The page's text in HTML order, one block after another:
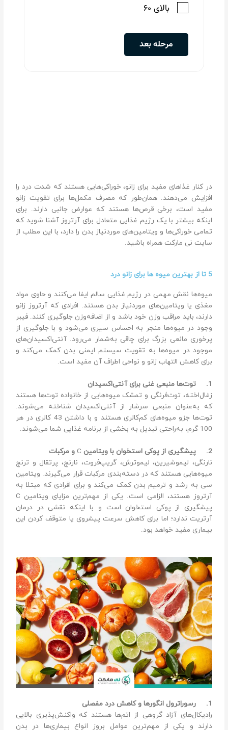
در کنار غذاهای مفید برای زانو، خوراکی‌هایی هستند که شدت درد را
افزایش می‌دهند. همان‌طور که مصرف مکمل‌ها برای تقویت زانو
مفید است، برخی قرص‌ها هستند که عوارض جانبی دارند. برای
اینکه بیشتر با یک رژیم غذایی متعادل برای آرتروز آشنا شوید که
تمامی خوراکی‌ها و ویتامین‌های موردنیاز بدن را دارد، با این مطلب از
سایت نی مارکت همراه باشید.
میوه‌ها نقش مهمی در رژیم غذایی سالم ایفا می‌کنند و حاوی مواد
مغذی یا ویتامین‌های موردنیاز بدن هستند. افرادی که آرتروز زانو
دارند، باید مراقب وزن خود باشد و از اضافه‌وزن جلوگیری کنند. فیبر
وجود در میوه‌ها منجر به احساس سیری می‌شود و با جلوگیری از
پرخوری مانعی بزرگ برای چاقی به‌شمار می‌رود. آنتی‌اکسیدان‌های
موجود در میوه‌ها به تقویت سیستم ایمنی بدن کمک می‌کند و
برای کاهش التهاب زانو و نواحی اطراف آن مفید است.
توت‌ها منبعی غنی برای آنتی‌اکسیدان
زغال‌اخته، توت‌فرنگی و تمشک میوه‌هایی از خانواده توت‌ها هستند
که به‌عنوان منبعی سرشار از آنتی‌اکسیدان شناخته می‌شوند.
توت‌ها جزو میوه‌های کم‌کالری هستند و با داشتن 43 کالری در هر
پیشگیری از پوکی استخوان با ویتامینCو مرکبات
نارنگی، لیموشیرین، لیموترش، گریپ‌فروت، نارنج، پرتقال و ترنج
میوه‌هایی هستند که در دسته‌بندی مرکبات قرار می‌گیرند. ویتامین
سی به رشد و ترمیم بدن کمک می‌کند و برای افرادی که مبتلا به
آرتروز هستند، الزامی است. یکی از مهم‌ترین مزایای ویتامین C
پیشگیری از پوکی استخوان است و با اینکه نقشی در درمان
آرتریت ندارد؛ اما برای کاهش سرعت پیشروی یا متوقف کردن این
بیماری مفید خواهد بود.
رسوراترول انگورها و کاهش درد مفصلی
رادیکال‌های آزاد گروهی از اتم‌ها هستند که واکنش‌پذیری بالایی
دارند و یکی از مهم‌ترین عوامل بروز انواع بیماری‌ها در بدن